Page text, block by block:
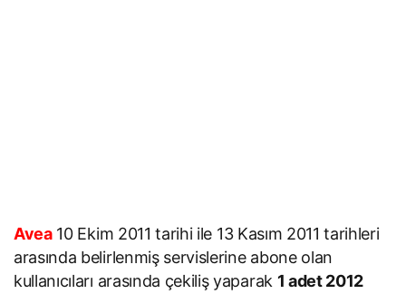
Avea10 Ekim 2011 tarihi ile 13 Kasım 2011 tarihleri
arasında belirlenmiş servislerine abone olan
kullanıcıları arasında çekiliş yaparak 1 adet 2012